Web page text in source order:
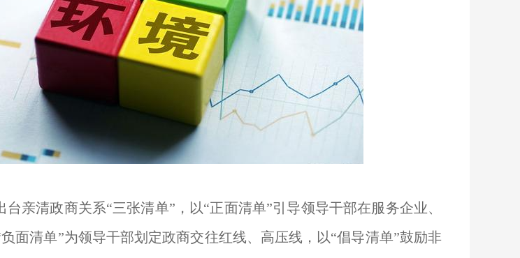
亲清政商关系“三张清单”，以“正面清单”引导领导干部在服务企业、
面清单”为领导干部划定政商交往红线、高压线，以“倡导清单”鼓励非